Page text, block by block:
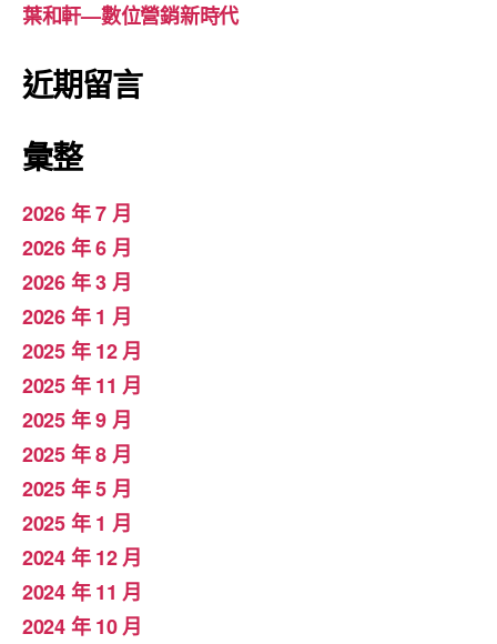
葉和軒—數位營銷新時代
近期留言
彙整
2026 年 7 月
2026 年 6 月
2026 年 3 月
2026 年 1 月
2025 年 12 月
2025 年 11 月
2025 年 9 月
2025 年 8 月
2025 年 5 月
2025 年 1 月
2024 年 12 月
2024 年 11 月
2024 年 10 月